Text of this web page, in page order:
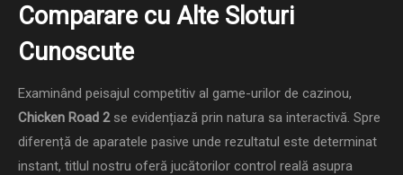
Comparare cu Alte Sloturi
Cunoscute
Examinând peisajul competitiv al game-urilor de cazinou,
Chicken Road 2se evidențiază prin natura sa interactivă. Spre
diferență de aparatele pasive unde rezultatul este determinat
instant, titlul nostru oferă jucătorilor control reală asupra